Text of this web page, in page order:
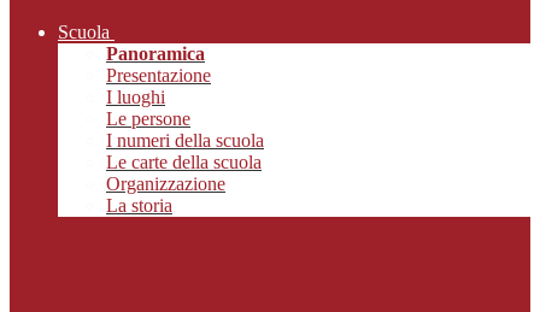
Scuola
Panoramica
Presentazione
I luoghi
Le persone
I numeri della scuola
Le carte della scuola
Organizzazione
La storia